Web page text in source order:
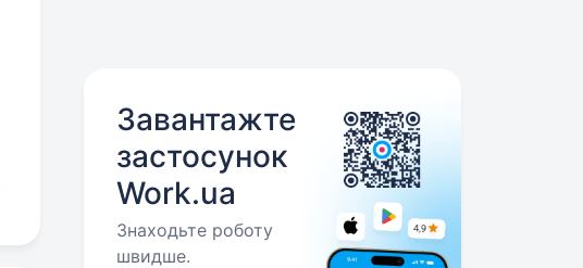
Завантажте
застосунок
Work.ua
Знаходьте роботу
швидше.